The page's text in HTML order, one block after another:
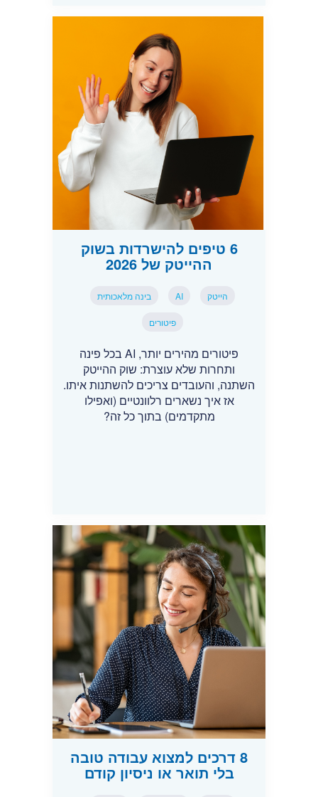
6 טיפים להישרדות בשוק
ההייטק של 2026
הייטק AI בינה מלאכותית
פיטורים
פיטורים מהירים יותר, AI בכל פינה
ותחרות שלא עוצרת: שוק ההייטק
השתנה, והעובדים צריכים להשתנות איתו.
אז איך נשארים רלוונטיים (ואפילו
מתקדמים) בתוך כל זה?
8 דרכים למצוא עבודה טובה
בלי תואר או ניסיון קודם